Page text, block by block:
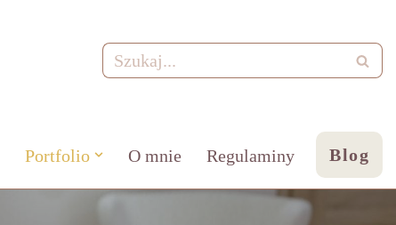
Portfolio O mnie Regulaminy Blog